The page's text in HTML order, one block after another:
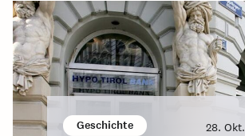
Geschichte
28.